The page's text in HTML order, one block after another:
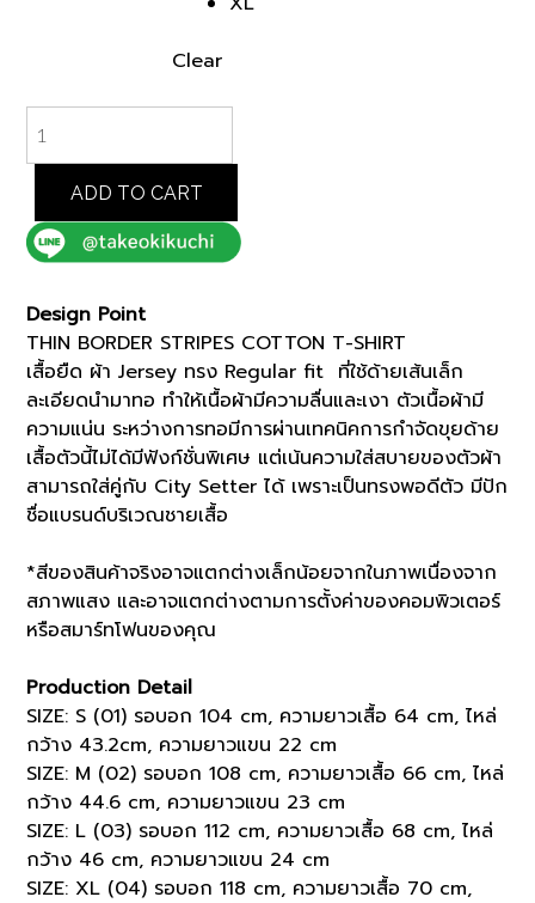
Clear
THIN
BORDER
STRIPES
COTTON
T-
SHIRT
quantity
ADD TO CART
Design Point
THIN BORDER STRIPES COTTON T-SHIRT
เสื้อยืด ผ้า Jersey ทรง Regular fit ที่ใช้ด้ายเส้นเล็ก
ละเอียดนำมาทอ ทำให้เนื้อผ้ามีความลื่นและเงา ตัวเนื้อผ้ามี
ความแน่น ระหว่างการทอมีการผ่านเทคนิคการกำจัดขุยด้าย
เสื้อตัวนี้ไม่ได้มีฟังก์ชั่นพิเศษ แต่เน้นความใส่สบายของตัวผ้า
สามารถใส่คู่กับ City Setter ได้ เพราะเป็นทรงพอดีตัว มีปัก
ชื่อแบรนด์บริเวณชายเสื้อ
*สีของสินค้าจริงอาจแตกต่างเล็กน้อยจากในภาพเนื่องจาก
สภาพแสง และอาจแตกต่างตามการตั้งค่าของคอมพิวเตอร์
หรือสมาร์ทโฟนของคุณ
Production Detail
SIZE: S (01) รอบอก 104 cm, ความยาวเสื้อ 64 cm, ไหล่
กว้าง 43.2cm, ความยาวแขน 22 cm
SIZE: M (02) รอบอก 108 cm, ความยาวเสื้อ 66 cm, ไหล่
กว้าง 44.6 cm, ความยาวแขน 23 cm
SIZE: L (03) รอบอก 112 cm, ความยาวเสื้อ 68 cm, ไหล่
กว้าง 46 cm, ความยาวแขน 24 cm
SIZE: XL (04) รอบอก 118 cm, ความยาวเสื้อ 70 cm,